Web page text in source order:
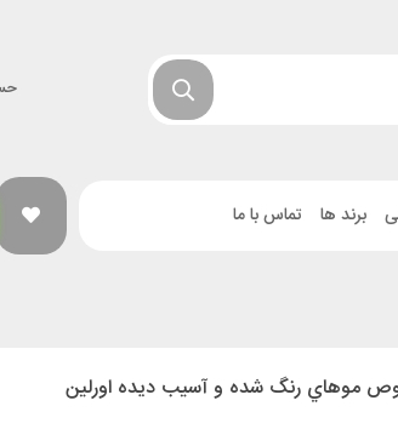
برند ها تماس با ما
موهاي رنگ شده و آسيب ديده اورلین